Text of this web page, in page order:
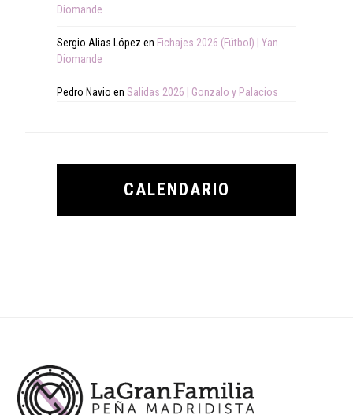
Diomande
Sergio Alias López en Fichajes 2026 (Fútbol) | Yan
Diomande
Pedro Navio en Salidas 2026 | Gonzalo y Palacios
CALENDARIO